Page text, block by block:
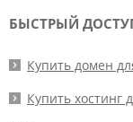
БЫСТРЫЙ
Купить домен
Купить хостинг